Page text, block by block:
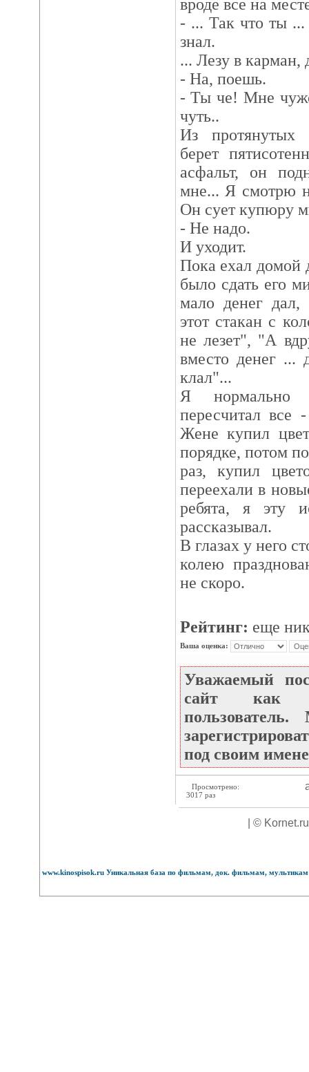
вроде все на
- ... Так что ты
знал.
... Лезу в карман,
- На, поешь.
- Ты че! Мне
чуть..
Из протянутых
берет
асфальт, он
мне... Я смотрю
Он сует купюру
- Не надо.
И уходит.
Пока ехал домой
было сдать его
мало денег
этот стакан с
не лезет", "А
вместо денег ...
клал"...
Я нормально
пересчитал
Жене купил
порядке, потом
раз, купил
переехали в
ребята, я эту
рассказывал.
В глазах у него
колею
не скоро.
Рейтинг: еще
Ваша оценка:
Уважаемый
сайт как
под своим
Просмотрено:
3017 раз
| ©
www.kinospisok.ru Уникальная база по фильмам, док. фильмам,